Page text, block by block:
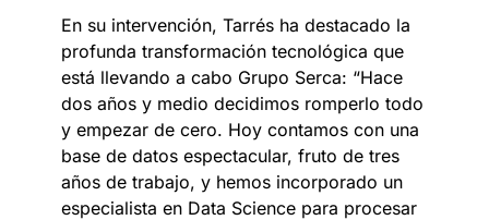
En su intervención, Tarrés ha destacado la
profunda transformación tecnológica que
está llevando a cabo Grupo Serca: “Hace
dos años y medio decidimos romperlo todo
y empezar de cero. Hoy contamos con una
base de datos espectacular, fruto de tres
años de trabajo, y hemos incorporado un
especialista en Data Science para procesar